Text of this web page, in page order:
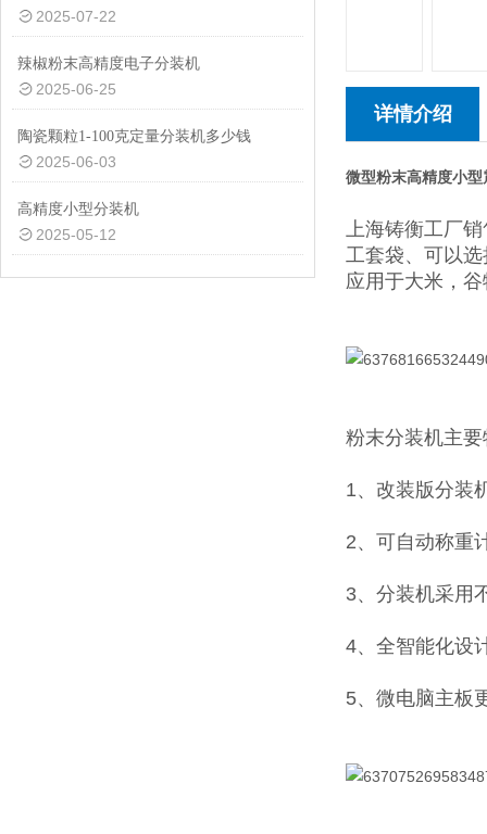
2025-07-22
辣椒粉末高精度电子分装机
2025-06-25
陶瓷颗粒1-100克定量分装机多少钱
2025-06-03
高精度小型分装机
2025-05-12
详情介绍
微型粉末高精度小
上海铸衡工厂
工套袋、可以
应用于大米，
粉末分装机主
1、改装版分装
2、可自动称重
3、分装机采用
4、全智能化设
5、微电脑主板